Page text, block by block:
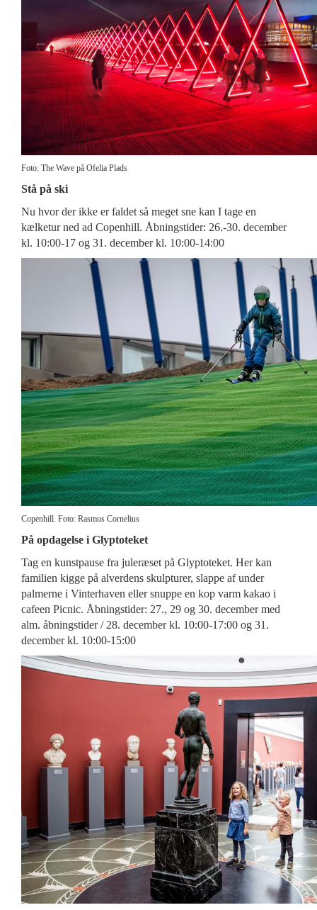
Foto: The Wave på Ofelia Plads
Stå på ski
Nu hvor der ikke er faldet så meget sne kan I tage en
kælketur ned ad Copenhill. Åbningstider: 26.-30. december
kl. 10:00-17 og 31. december kl. 10:00-14:00
Copenhill. Foto: Rasmus Cornelius
På opdagelse i Glyptoteket
Tag en kunstpause fra juleræset på Glyptoteket. Her kan
familien kigge på alverdens skulpturer, slappe af under
palmerne i Vinterhaven eller snuppe en kop varm kakao i
cafeen Picnic. Åbningstider: 27., 29 og 30. december med
alm. åbningstider / 28. december kl. 10:00-17:00 og 31.
december kl. 10:00-15:00